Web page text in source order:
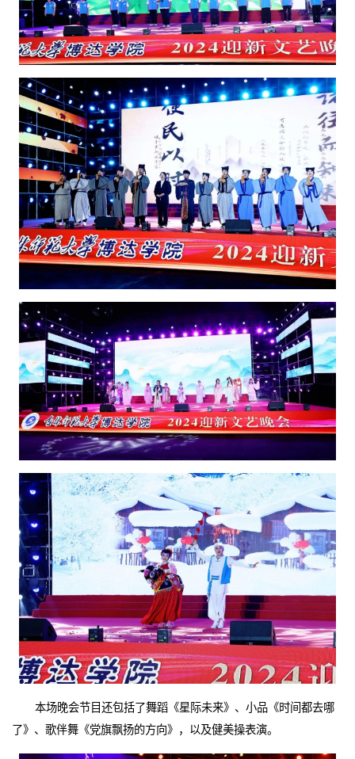
本场晚会节目还包括了舞蹈《星际未来》、小品《时间都去哪
了》、歌伴舞《党旗飘扬的方向》，以及健美操表演。